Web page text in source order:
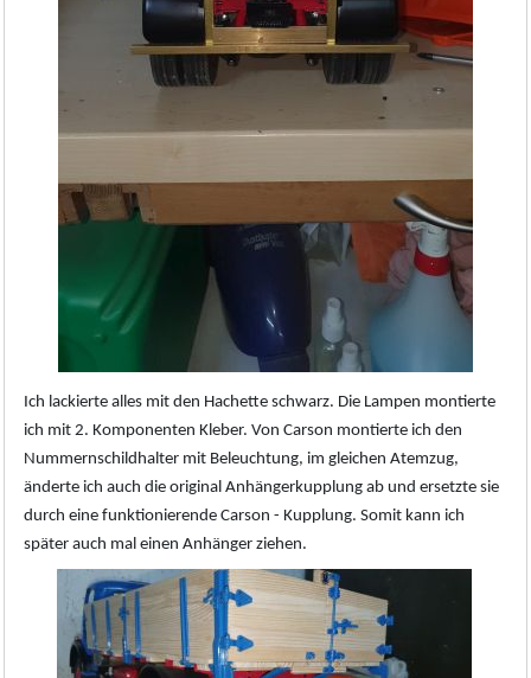
Ich lackierte alles mit den Hachette schwarz. Die Lampen montierte
ich mit 2. Komponenten Kleber. Von Carson montierte ich den
Nummernschildhalter mit Beleuchtung, im gleichen Atemzug,
änderte ich auch die original Anhängerkupplung ab und ersetzte sie
durch eine funktionierende Carson - Kupplung. Somit kann ich
später auch mal einen Anhänger ziehen.